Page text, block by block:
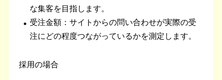
な集客を目指します。
受注金額：サイトからの問い合わせが実際の受
注にどの程度つながっているかを測定します。
採用の場合